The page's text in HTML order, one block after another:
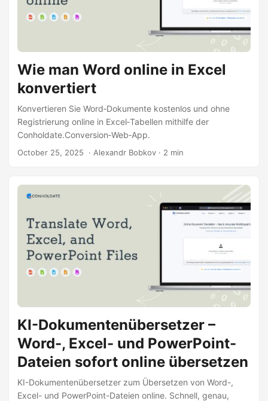
Wie man Word online in Excel
konvertiert
Konvertieren Sie Word‑Dokumente kostenlos und ohne
Registrierung online in Excel‑Tabellen mithilfe der
Conholdate.Conversion‑Web‑App.
October 25, 2025 ‎ · Alexandr Bobkov · 2 min
KI-Dokumentenübersetzer –
Word-, Excel- und PowerPoint-
Dateien sofort online übersetzen
KI-Dokumentenübersetzer zum Übersetzen von Word-,
Excel- und PowerPoint-Dateien online. Schnell, genau,